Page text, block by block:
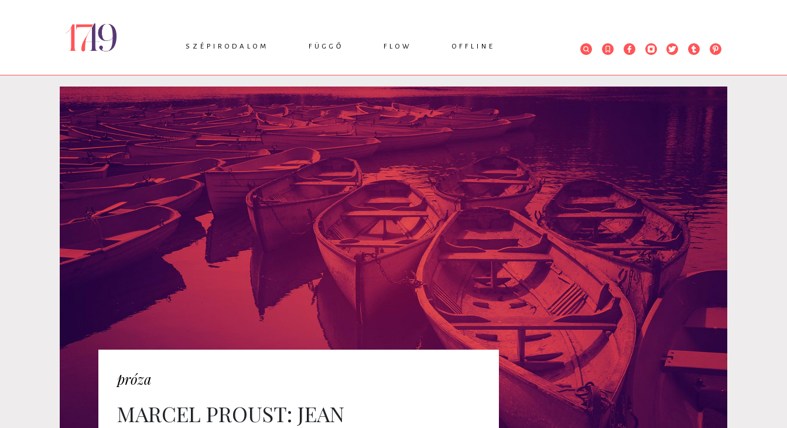
SZÉPIRODALOM
VERS
DRÁMA
FÜGGŐ
KRITIKA
PODCAST
FLOW
INTERJÚ
IKSZEK
TOPLISTA
OFFLINE
RENDEZVÉNYEK
próza
MARCEL PROUST: JEAN